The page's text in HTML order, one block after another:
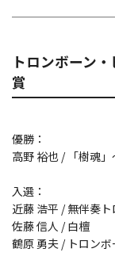
トロンボーン
賞
優勝：
高野 裕也 / 「樹魂
入選：
近藤 浩平 / 無伴奏
佐藤 信人 / 白檀
鶴原 勇夫 / トロン